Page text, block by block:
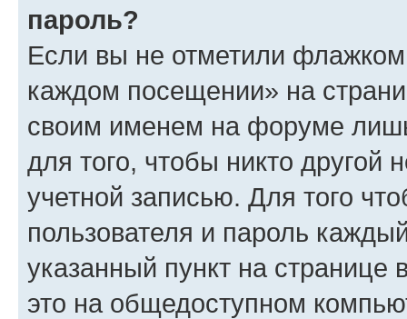
пароль?
Если вы не отметили флажком
каждом посещении» на
своим именем на форуме
для того, чтобы никто другой
учетной записью. Для того
пользователя и пароль
указанный пункт на
это на общедоступном